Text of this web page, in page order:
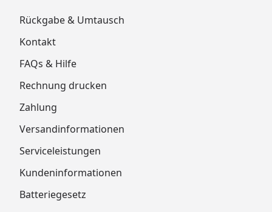
Rückgabe & Umtausch
Kontakt
FAQs & Hilfe
Rechnung drucken
Zahlung
Versandinformationen
Serviceleistungen
Kundeninformationen
Batteriegesetz